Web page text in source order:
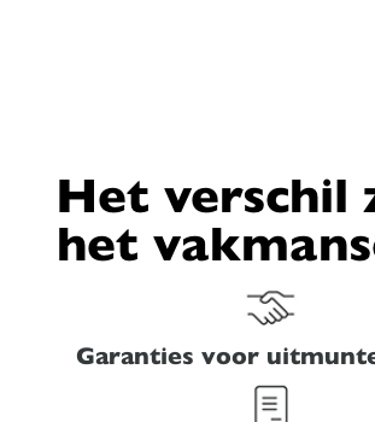
Het verschil
het
Garanties voor